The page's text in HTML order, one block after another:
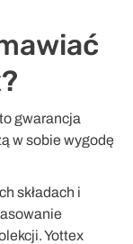
gwarancja
w sobie wygodę
składach i
Yottex